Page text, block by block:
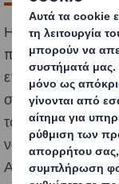
Η κυκλική
παραγωγής και
επιχειρήσεις, την
σημερινός
το έδαφος για να
να τα
Αλλά αν κάνουμε